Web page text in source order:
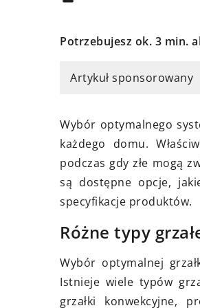
Potrzebujesz ok. 3 min.
Artykuł sponsorowany
Wybór optymalnego
każdego domu.
podczas gdy złe mogą
są dostępne opcje,
specyfikacje produktów.
Różne typy
Wybór optymalnej
Istnieje wiele typów
grzałki konwekcyjne,
idealne urządzenie do
chleba dla twojej
dla właścicieli restauracji,
najodpowiedniejsze
do krojenia chleba,
i szybkość pracy.